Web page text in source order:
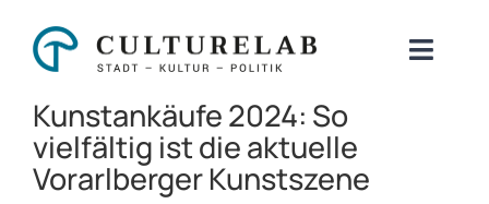
Inhalt
springen
Über uns
Beratung
Kunstankäufe 2024: So
vielfältig ist die aktuelle
Vorarlberger Kunstszene